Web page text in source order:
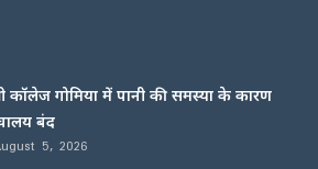
कॉलेज गोमिया में पानी की समस्या के कारण
बंद
5, 2026